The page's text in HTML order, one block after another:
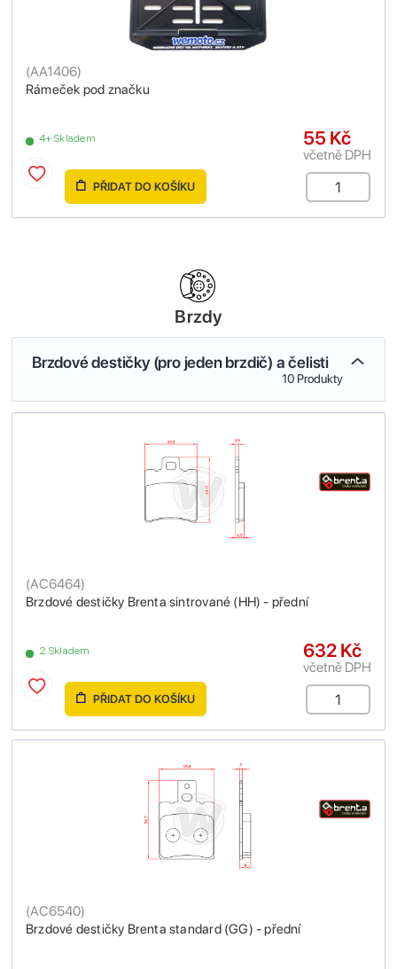
Rámeček pod značku
(AA1406)
4+ Skladem 55 Kč
včetně DPH
PŘIDAT DO KOŠÍKU
Brzdy
Brzdové destičky (pro jeden brzdič) a čelisti
10 Produkty
Brzdové destičky Brenta sintrované (HH) - přední
(AC6464)
2 Skladem 632 Kč
včetně DPH
PŘIDAT DO KOŠÍKU
Brzdové destičky Brenta standard (GG) - přední
(AC6540)